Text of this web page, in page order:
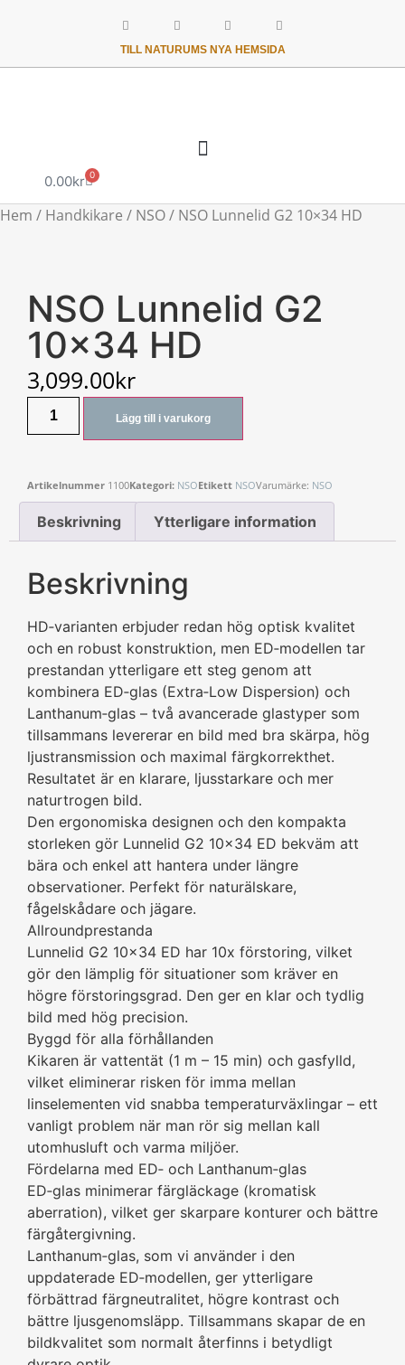
TILL NATURUMS NYA HEMSIDA
0.00kr 0
Hem / Handkikare / NSO/ NSO Lunnelid G2 10×34 HD
NSO Lunnelid G2
10×34 HD
3,099.00kr
Lägg till i varukorg
Artikelnummer 1100Kategori: NSOEtikett NSOVarumärke: NSO
Beskrivning Ytterligare information
Beskrivning
HD‑varianten erbjuder redan hög optisk kvalitet
och en robust konstruktion, men ED‑modellen tar
prestandan ytterligare ett steg genom att
kombinera ED‑glas (Extra‑Low Dispersion) och
Lanthanum‑glas – två avancerade glastyper som
tillsammans levererar en bild med bra skärpa, hög
ljustransmission och maximal färgkorrekthet.
Resultatet är en klarare, ljusstarkare och mer
naturtrogen bild.
Den ergonomiska designen och den kompakta
storleken gör Lunnelid G2 10×34 ED bekväm att
bära och enkel att hantera under längre
observationer. Perfekt för naturälskare,
fågelskådare och jägare.
Allroundprestanda
Lunnelid G2 10×34 ED har 10x förstoring, vilket
gör den lämplig för situationer som kräver en
högre förstoringsgrad. Den ger en klar och tydlig
bild med hög precision.
Byggd för alla förhållanden
Kikaren är vattentät (1 m – 15 min) och gasfylld,
vilket eliminerar risken för imma mellan
linselementen vid snabba temperaturväxlingar – ett
vanligt problem när man rör sig mellan kall
utomhusluft och varma miljöer.
Fördelarna med ED‑ och Lanthanum‑glas
ED‑glas minimerar färgläckage (kromatisk
aberration), vilket ger skarpare konturer och bättre
färgåtergivning.
Lanthanum‑glas, som vi använder i den
uppdaterade ED‑modellen, ger ytterligare
förbättrad färgneutralitet, högre kontrast och
bättre ljusgenomsläpp. Tillsammans skapar de en
bildkvalitet som normalt återfinns i betydligt